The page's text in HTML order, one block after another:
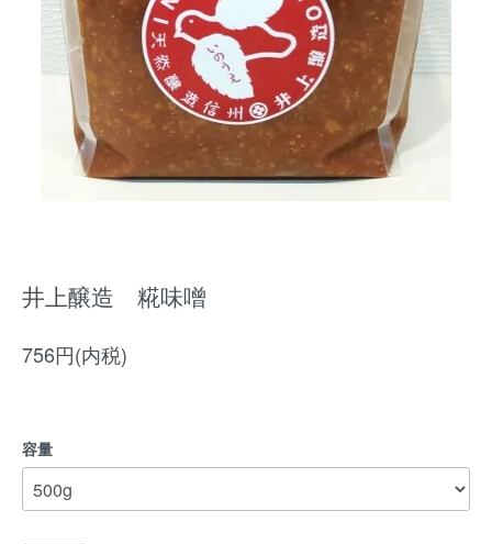
井上醸造 糀味噌
756円(内税)
容量